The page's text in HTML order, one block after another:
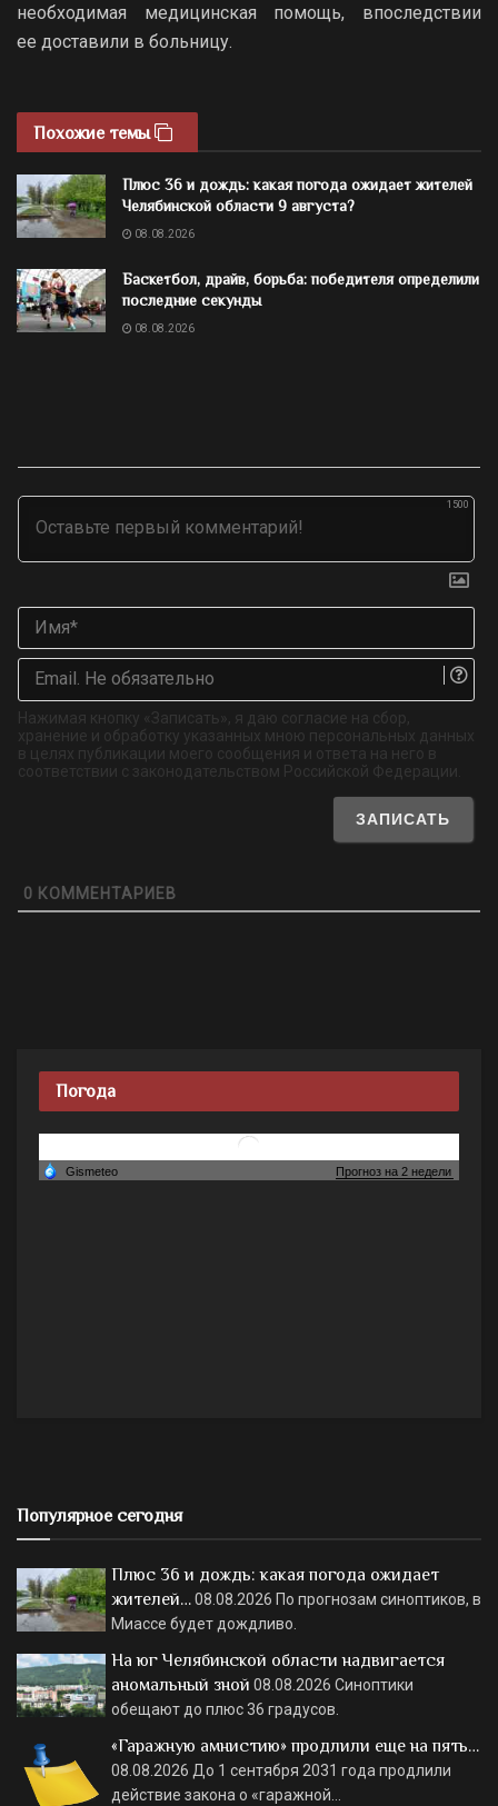
необходимая медицинская помощь, впоследствии
ее доставили в больницу.
Похожие темы
Плюс 36 и дождь: какая погода ожидает жителей
Челябинской области 9 августа?
08.08.2026
Баскетбол, драйв, борьба: победителя определили
последние секунды
08.08.2026
1500
Нажимая кнопку «Записать», я даю согласие на сбор,
хранение и обработку указанных мною персональных данных
в целях публикации моего сообщения и ответа на него в
соответствии с законодательством Российской Федерации.
0 КОММЕНТАРИЕВ
Погода
Популярное сегодня
Плюс 36 и дождь: какая погода ожидает
жителей…08.08.2026 По прогнозам синоптиков, в
Миассе будет дождливо.
На юг Челябинской области надвигается
аномальный зной 08.08.2026 Синоптики
обещают до плюс 36 градусов.
«Гаражную амнистию» продлили еще на пять…
08.08.2026 До 1 сентября 2031 года продлили
действие закона о «гаражной…